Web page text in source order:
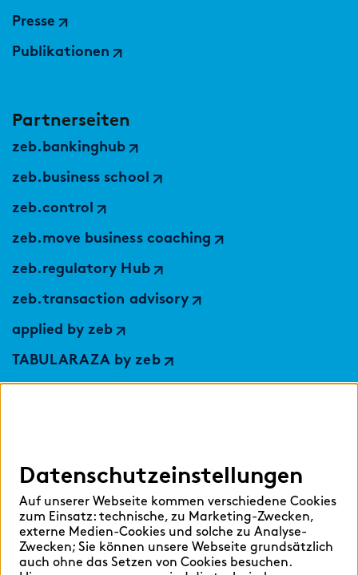
Presse
Publikationen
Partnerseiten
zeb.bankinghub
zeb.business school
zeb.control
zeb.move business coaching
zeb.regulatory Hub
zeb.transaction advisory
applied by zeb
TABULARAZA by zeb
Hilfen
Sprache auswählen:
Datenschutzeinstellungen
Auf unserer Webseite kommen verschiedene Cookies
zum Einsatz: technische, zu Marketing-Zwecken,
externe Medien-Cookies und solche zu Analyse-
Zwecken; Sie können unsere Webseite grundsätzlich
auch ohne das Setzen von Cookies besuchen.